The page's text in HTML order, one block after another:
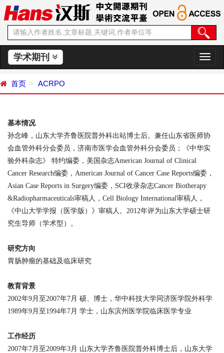
学术期刊
切
换
首页 ACRPO
基本情况
孙念峰，山东大学齐鲁医院普外科出站博士后。兼任山东省医师协
会血管外科分会委员，济南市医学会血管外科分会委员；《中华实
验外科杂志》
特约编委，美国杂志American Journal of Clinical
Cancer Research编委， American Journal of Cancer Case Reports编委，
Asian Case Reports in Surgery编委， SCI收录杂志Cancer Biotherapy
&Radiopharmaceuticals审稿人， Cell Biology International审稿人，
《中山大学学报（医学版）》审稿人。 2012年评为山东大学硕士研
究生导师（学术型）。
研究方向
胃肠肿瘤的基础及临床研究
教育背景
2002年9月至2007年7月 硕、博士，华中科技大学同济医学院外科学
1989年9月至 1994年7月 学士，山东滨州医学院临床医学专业
工作经历
2007年7月 至2009年3月 山东大学齐鲁医院普外科博士后，山东大学